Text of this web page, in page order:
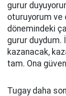
gurur
oturuyorum ve
dönemindeki
gurur duydum.
kazanacak,
tam. Ona
Tugay daha